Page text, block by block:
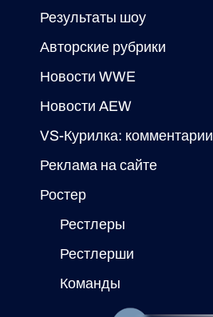
Результаты шоу
Авторские рубрики
Новости WWE
Новости AEW
VS-Курилка: комментарии
Реклама на сайте
Ростер
Рестлеры
Рестлерши
Команды